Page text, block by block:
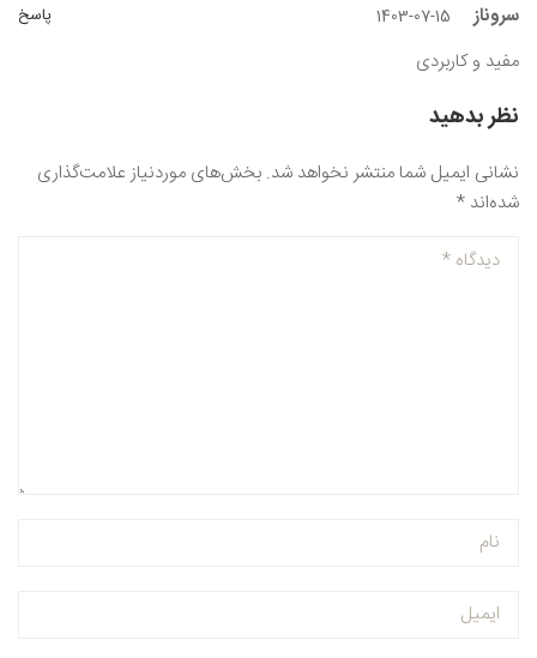
سروناز 1403-07-15 پاسخ
مفید و کاربردی
نظر بدهید
نشانی ایمیل شما منتشر نخواهد شد. بخش‌های موردنیاز علامت‌گذاری
شده‌اند *